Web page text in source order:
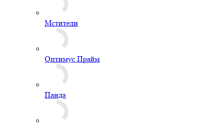
Мстители
Оптимус Прайм
Панда